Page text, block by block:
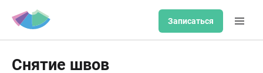
Записаться
Снятие швов